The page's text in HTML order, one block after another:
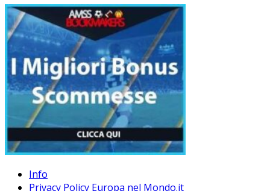
Info
Privacy Policy Europa nel Mondo.it